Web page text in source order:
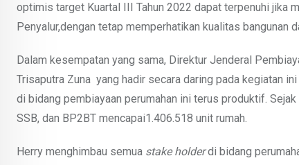
optimis target Kuartal III Tahun 2022 dapat terpenuhi jika
Penyalur,dengan tetap memperhatikan kualitas bangunan
Dalam kesempatan yang sama, Direktur Jenderal
Trisaputra Zuna yang hadir secara daring pada kegiatan
di bidang pembiayaan perumahan ini terus produktif.
SSB, dan BP2BT mencapai1.406.518 unit rumah.
Herry menghimbau semua stake holderdi bidang